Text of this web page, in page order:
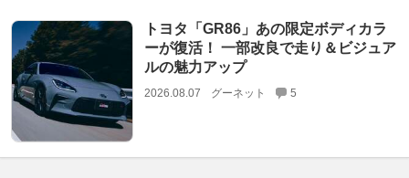
トヨタ「GR86」あの限定ボディカラ
ーが復活！ 一部改良で走り＆ビジュア
ルの魅力アップ
2026.08.07 グーネット 5